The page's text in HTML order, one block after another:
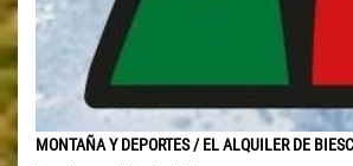
MONTAÑA Y DEPORTES / EL ALQUILER DE